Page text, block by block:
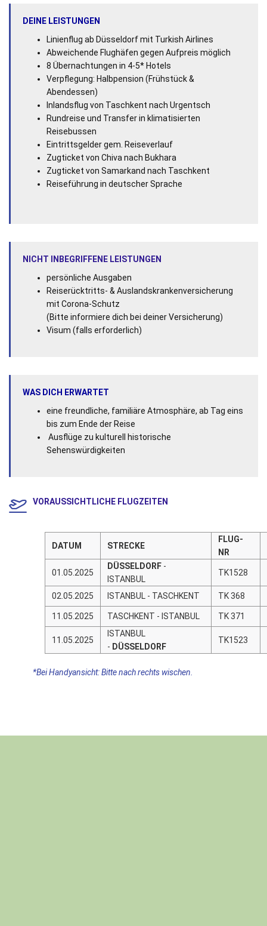
DEINE LEISTUNGEN
Linienflug ab Düsseldorf mit Turkish Airlines
Abweichende Flughäfen gegen Aufpreis möglich
8 Übernachtungen in 4-5* Hotels
Verpflegung: Halbpension (Frühstück &
Abendessen)
Inlandsflug von Taschkent nach Urgentsch
Rundreise und Transfer in klimatisierten
Reisebussen
Eintrittsgelder gem. Reiseverlauf
Zugticket von Chiva nach Bukhara
Zugticket von Samarkand nach Taschkent
Reiseführung in deutscher Sprache
NICHT INBEGRIFFENE LEISTUNGEN
persönliche Ausgaben
Reiserücktritts- & Auslandskrankenversicherung
mit Corona-Schutz
(Bitte informiere dich bei deiner Versicherung)
Visum (falls erforderlich)
WAS DICH ERWARTET
eine freundliche, familiäre Atmosphäre, ab Tag eins
bis zum Ende der Reise
Ausflüge zu kulturell historische
Sehenswürdigkeiten
VORAUSSICHTLICHE FLUGZEITEN
DATUM STRECKE
FLUG-
NR
01.05.2025
DÜSSELDORF -
ISTANBUL
TK1528
02.05.2025 ISTANBUL - TASCHKENT TK 368
11.05.2025 TASCHKENT - ISTANBUL TK 371
11.05.2025
ISTANBUL
- DÜSSELDORF
TK1523
*Bei Handyansicht: Bitte nach rechts wischen.